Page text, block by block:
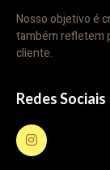
Nosso objetivo é
também refletem
cliente.
Redes Sociais